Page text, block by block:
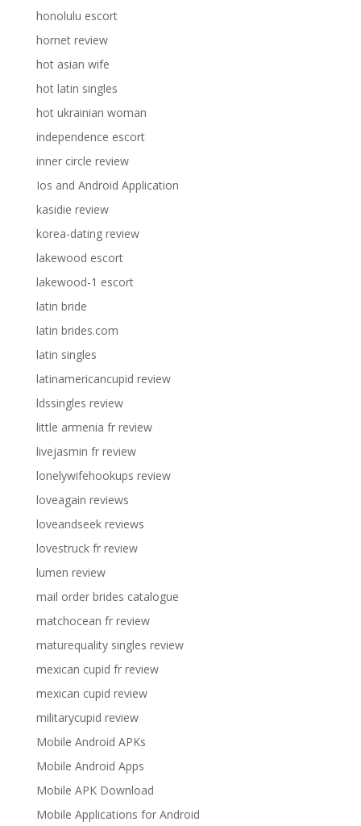
honolulu escort
hornet review
hot asian wife
hot latin singles
hot ukrainian woman
independence escort
inner circle review
Ios and Android Application
kasidie review
korea-dating review
lakewood escort
lakewood-1 escort
latin bride
latin brides.com
latin singles
latinamericancupid review
ldssingles review
little armenia fr review
livejasmin fr review
lonelywifehookups review
loveagain reviews
loveandseek reviews
lovestruck fr review
lumen review
mail order brides catalogue
matchocean fr review
maturequality singles review
mexican cupid fr review
mexican cupid review
militarycupid review
Mobile Android APKs
Mobile Android Apps
Mobile APK Download
Mobile Applications for Android